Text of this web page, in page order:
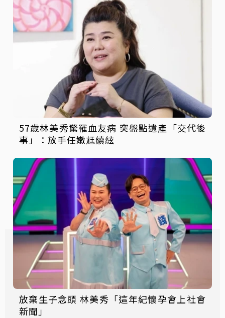
57歲林美秀驚罹血友病 突盤點遺產「交代後
事」：放手任嫩尪續絃
放棄生子念頭 林美秀「這年紀懷孕會上社會
新聞」